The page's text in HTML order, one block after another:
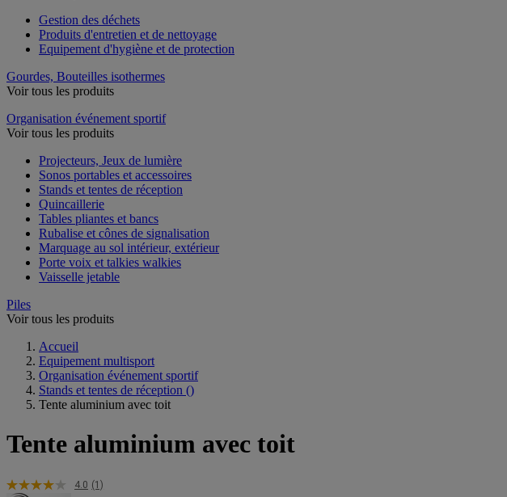
Gestion des déchets
Produits d'entretien et de nettoyage
Equipement d'hygiène et de protection
Gourdes, Bouteilles isothermes
Voir tous les produits
Organisation événement sportif
Voir tous les produits
Projecteurs, Jeux de lumière
Sonos portables et accessoires
Stands et tentes de réception
Quincaillerie
Tables pliantes et bancs
Rubalise et cônes de signalisation
Marquage au sol intérieur, extérieur
Porte voix et talkies walkies
Vaisselle jetable
Piles
Voir tous les produits
Accueil
Equipement multisport
Organisation événement sportif
Stands et tentes de réception ()
Tente aluminium avec toit
Tente aluminium avec toit
4.0 (1)